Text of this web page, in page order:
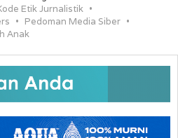
Etik Jurnalistik
Pedoman Media Siber
Anak